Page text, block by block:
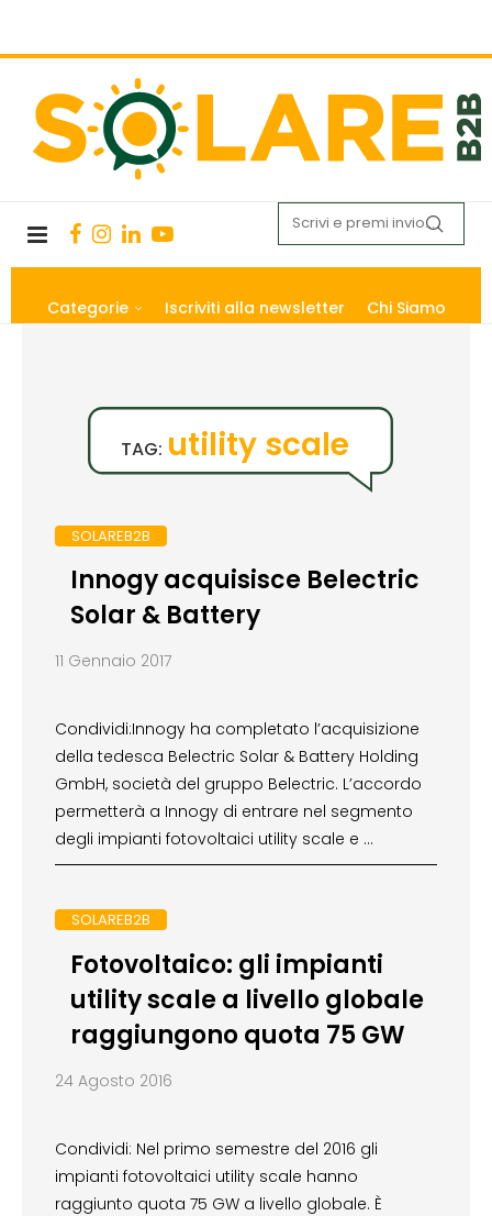
Categorie Iscriviti alla newsletter Chi Siamo
TAG: utility scale
SOLAREB2B
Innogy acquisisce Belectric
Solar & Battery
11 Gennaio 2017
Condividi:Innogy ha completato l’acquisizione
della tedesca Belectric Solar & Battery Holding
GmbH, società del gruppo Belectric. L’accordo
permetterà a Innogy di entrare nel segmento
degli impianti fotovoltaici utility scale e …
SOLAREB2B
Fotovoltaico: gli impianti
utility scale a livello globale
raggiungono quota 75 GW
24 Agosto 2016
Condividi: Nel primo semestre del 2016 gli
impianti fotovoltaici utility scale hanno
raggiunto quota 75 GW a livello globale. È